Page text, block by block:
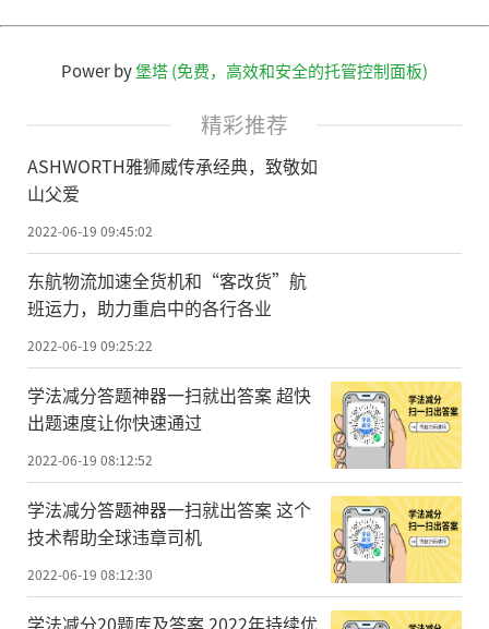
Power by堡塔 (免费，高效和安全的托管控制面板)
精彩推荐
ASHWORTH雅狮威传承经典，致敬如
山父爱
2022-06-19 09:45:02
东航物流加速全货机和“客改货”航
班运力，助力重启中的各行各业
2022-06-19 09:25:22
学法减分答题神器一扫就出答案 超快
出题速度让你快速通过
2022-06-19 08:12:52
学法减分答题神器一扫就出答案 这个
技术帮助全球违章司机
2022-06-19 08:12:30
学法减分20题库及答案 2022年持续优